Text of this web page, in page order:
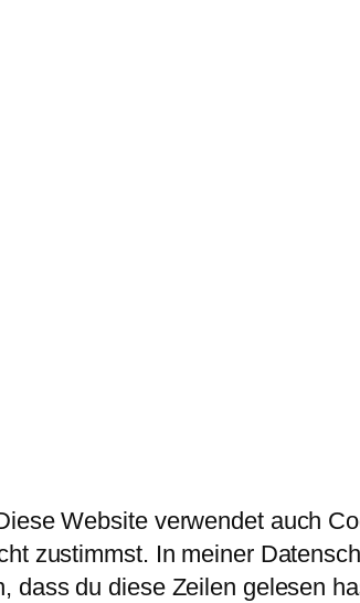
Website verwendet auch
zustimmst. In meiner
dass du diese Zeilen gelesen